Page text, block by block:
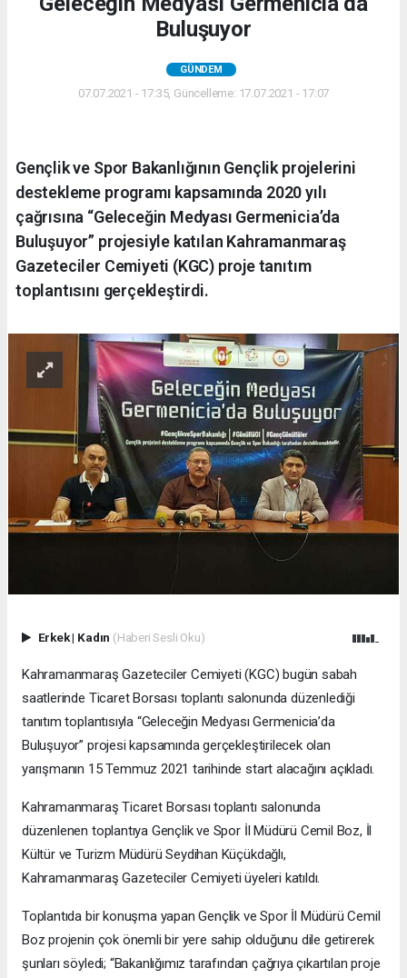
Buluşuyor
GÜNDEM
07.07.2021 - 17:35, Güncelleme: 17.07.2021 - 17:07
Gençlik ve Spor Bakanlığının Gençlik projelerini
destekleme programı kapsamında 2020 yılı
çağrısına “Geleceğin Medyası Germenicia’da
Buluşuyor” projesiyle katılan Kahramanmaraş
Gazeteciler Cemiyeti (KGC) proje tanıtım
toplantısını gerçekleştirdi.
Erkek| Kadın (Haberi Sesli Oku)
Kahramanmaraş Gazeteciler Cemiyeti (KGC) bugün sabah
saatlerinde Ticaret Borsası toplantı salonunda düzenlediği
tanıtım toplantısıyla “Geleceğin Medyası Germenicia’da
Buluşuyor” projesi kapsamında gerçekleştirilecek olan
yarışmanın 15 Temmuz 2021 tarihinde start alacağını açıkladı.
Kahramanmaraş Ticaret Borsası toplantı salonunda
düzenlenen toplantıya Gençlik ve Spor İl Müdürü Cemil Boz, İl
Kültür ve Turizm Müdürü Seydihan Küçükdağlı,
Kahramanmaraş Gazeteciler Cemiyeti üyeleri katıldı.
Toplantıda bir konuşma yapan Gençlik ve Spor İl Müdürü Cemil
Boz projenin çok önemli bir yere sahip olduğunu dile getirerek
şunları söyledi; “Bakanlığımız tarafından çağrıya çıkartılan proje